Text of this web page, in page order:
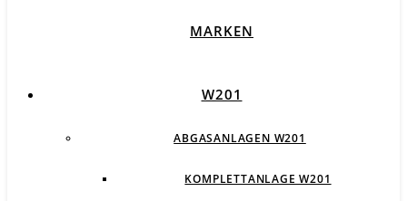
MARKEN
W201
ABGASANLAGEN W201
KOMPLETTANLAGE W201